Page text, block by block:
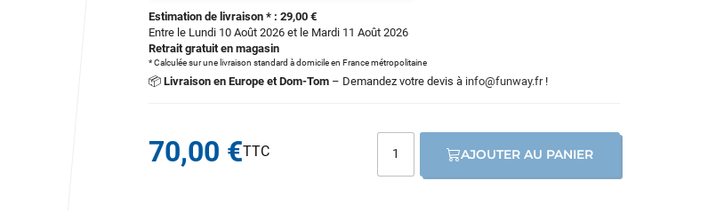
Estimation de livraison * : 29,00 €
Entre le Lundi 10 Août 2026 et le Mardi 11 Août 2026
Retrait gratuit en magasin
* Calculée sur une livraison standard à domicile en France métropolitaine
📦 Livraison en Europe et Dom-Tom – Demandez votre devis à info@funway.fr!
70,00 € AJOUTER AU PANIER